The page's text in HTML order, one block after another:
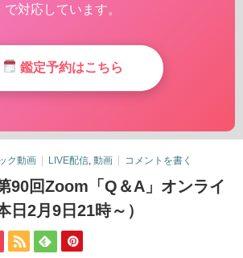
で対応しています。
鑑定予約はこちら
ク動画 LIVE配信 動画 コメントを書く
90回Zoom「Q＆A」オンライ
日2月9日21時～）